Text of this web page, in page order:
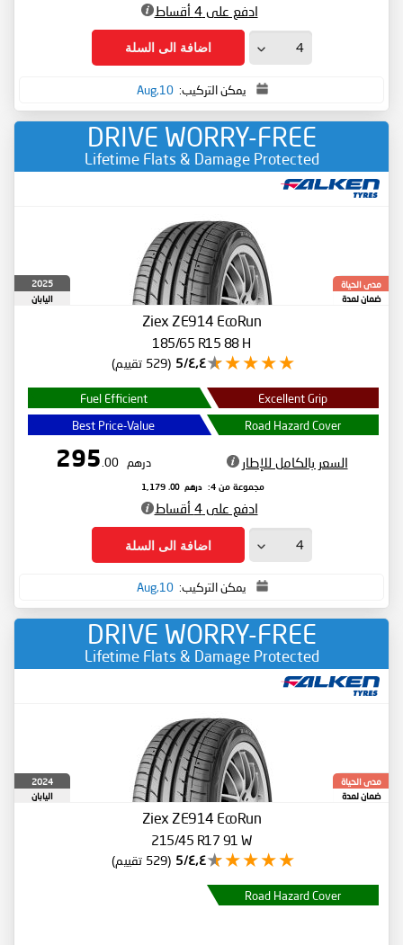
ادفع على 4 أقساط
اضافة الى السلة
يمكن التركيب: 10,Aug
DRIVE WORRY-FREE
Lifetime Flats & Damage Protected
مدى الحياة
ضمان لمدة
2025
اليابان
Ziex ZE914 EcoRun
185/65 R15 88 H
٤٫٤/5 (529 تقييم)
Excellent Grip
Fuel Efficient
Road Hazard Cover
Best Price-Value
السعر بالكامل للإطار درهم 295
.00
مجموعة من 4: درهم 1,179
.00
ادفع على 4 أقساط
اضافة الى السلة
يمكن التركيب: 10,Aug
DRIVE WORRY-FREE
Lifetime Flats & Damage Protected
مدى الحياة
ضمان لمدة
2024
اليابان
Ziex ZE914 EcoRun
215/45 R17 91 W
٤٫٤/5 (529 تقييم)
Road Hazard Cover